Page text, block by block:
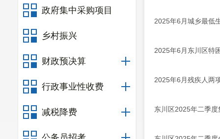
政府集中采购项目
乡村振兴
财政预决算
行政事业性收费
减税降费
2025年6月城乡最低
2025年6月东川区特
2025年6月残疾人两
东川区2025年二季